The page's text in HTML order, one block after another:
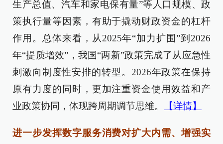
生产总值、汽车和家电保有量”等人口规模、政
策执行量等因素，有助于撬动财政资金的杠杆
作用。总体来看，从2025年“加力扩围”到2026
年“提质增效”，我国“两新”政策完成了从应急性
刺激向制度性安排的转型。2026年政策在保持
原有力度的同时，更加注重资金使用效益和产
业政策协同，体现跨周期调节思维。
【详情】
进一步发挥数字服务消费对扩大内需、增强实